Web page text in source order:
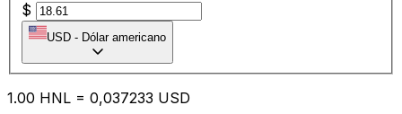
$
USD - Dólar americano
1.00 HNL = 0,037233 USD